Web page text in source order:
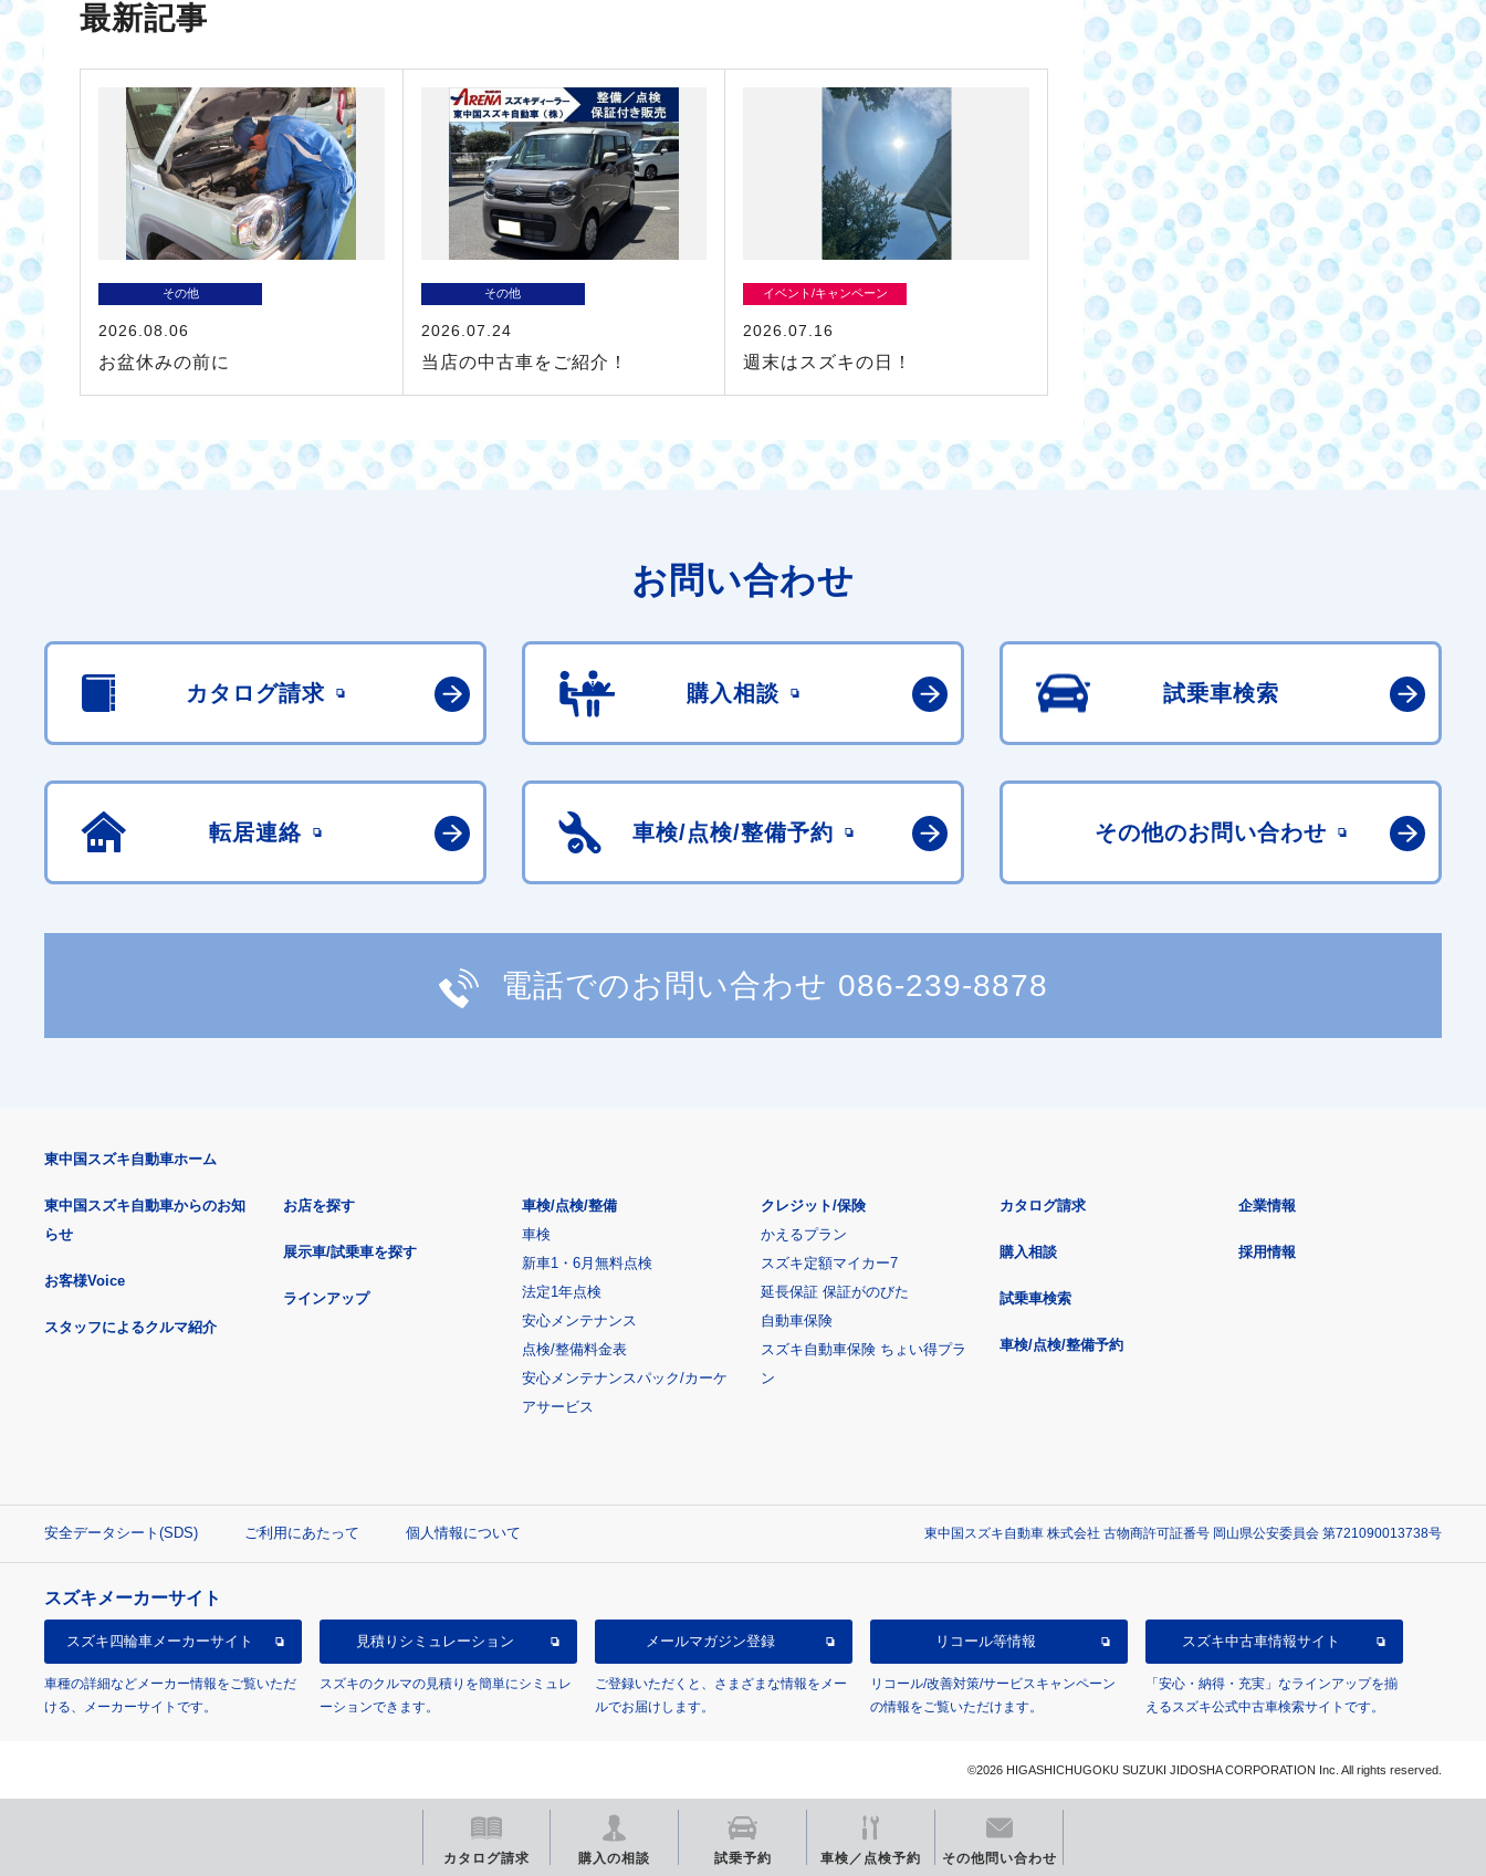
最新記事
その他
2026.08.06
お盆休みの前に
その他
2026.07.24
当店の中古車をご紹介！
イベント/キャンペーン
2026.07.16
週末はスズキの日！
お問い合わせ
カタログ請求 購入相談 試乗車検索
転居連絡 車検/点検/整備予約 その他のお問い合わせ
電話でのお問い合わせ 086-239-8878
カタログ請求 購入の相談 試乗予約 車検／点検予約 その他問い合わせ
東中国スズキ自動車ホーム
東中国スズキ自動車からのお知
らせ
お客様Voice
スタッフによるクルマ紹介
お店を探す
展示車/試乗車を探す
ラインアップ
車検/点検/整備
車検
新車1・6月無料点検
法定1年点検
安心メンテナンス
点検/整備料金表
安心メンテナンスパック/カーケ
アサービス
クレジット/保険
かえるプラン
スズキ定額マイカー7
延長保証 保証がのびた
自動車保険
スズキ自動車保険 ちょい得プラ
ン
カタログ請求
購入相談
試乗車検索
車検/点検/整備予約
企業情報
採用情報
安全データシート(SDS) ご利用にあたって 個人情報について 東中国スズキ自動車 株式会社 古物商許可証番号 岡山県公安委員会 第721090013738号
スズキメーカーサイト
スズキ四輪車メーカーサイト
車種の詳細などメーカー情報をご覧いただ
ける、メーカーサイトです。
見積り シミュレーション
スズキのクルマの見積りを簡単にシミュレ
ーションできます。
メールマガジン登録
ご登録いただくと、さまざまな情報をメー
ルでお届けします。
リコール等情報
リコール/改善対策/サービスキャンペーン
の情報をご覧いただけます。
スズキ中古車情報サイト
「安心・納得・充実」なラインアップを揃
えるスズキ公式中古車検索サイトです。
©2026 HIGASHICHUGOKU SUZUKI JIDOSHA CORPORATION Inc. All rights reserved.